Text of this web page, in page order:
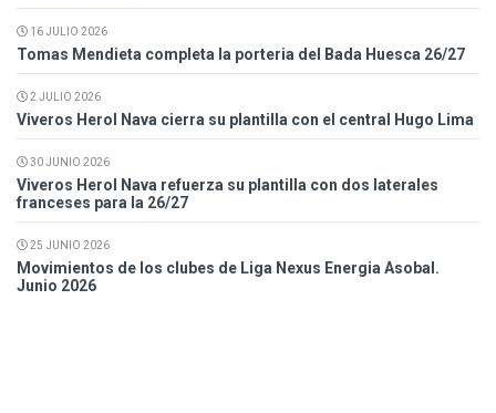
16 JULIO 2026
Tomas Mendieta completa la porteria del Bada Huesca 26/27
2 JULIO 2026
Viveros Herol Nava cierra su plantilla con el central Hugo Lima
30 JUNIO 2026
Viveros Herol Nava refuerza su plantilla con dos laterales
franceses para la 26/27
25 JUNIO 2026
Movimientos de los clubes de Liga Nexus Energia Asobal.
Junio 2026